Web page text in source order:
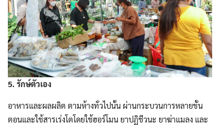
5. รักษ์ตัวเอง
อาหารและผลผลิต ตามห้างทั่วไปนั้น ผ่านกระบวนการหลายขั้น
ตอนและใช้สารเร่งโตโดยใช้ฮอร์โมน ยาปฏิชีวนะ ยาฆ่าแมลง และ